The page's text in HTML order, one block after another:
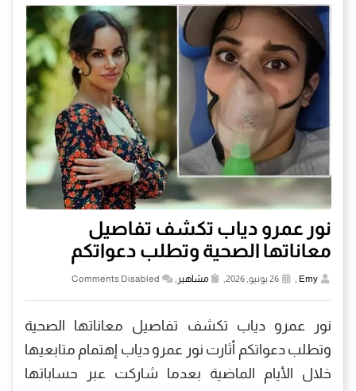
نور عمرو دياب تكشف تفاصيل
معاناتها الصحية وتطلب دعواتكم
Emy مشاهير Comments Disabled
نور عمرو دياب تكشف تفاصيل معاناتها الصحية
وتطلب دعواتكم أثارت نور عمرو دياب إهتمام متابعيها
خلال الأيام الماضية بعدما شاركت عبر حساباتها